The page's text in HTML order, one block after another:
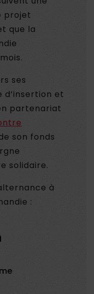
projet
que la
ses
et
partenariat
son fonds
solidaire.
à
: